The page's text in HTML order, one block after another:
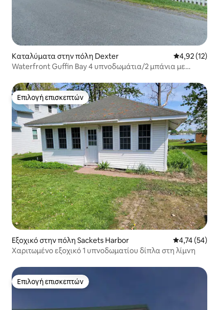
Καταλύματα στην πόλη Dexter Μέση
4,92 (12)
Waterfront Guffin Bay 4 υπνοδωμάτια/2 μπάνια με
Επιλογή επισκεπτών
Επιλογή επισκεπτών
Εξοχικό στην πόλη Sackets Harbor Μέση
4,74 (54)
Χαριτωμένο εξοχικό 1 υπνοδωματίου δίπλα στη λίμνη
Επιλογή επισκεπτών
Επιλογή επισκεπτών